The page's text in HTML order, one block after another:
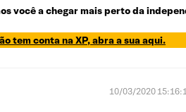
você a chegar mais perto da
tem conta na XP, abra a sua aqui.
10/03/2020